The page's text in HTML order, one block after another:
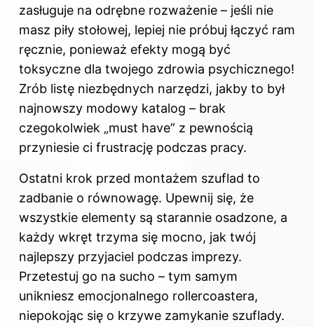
zasługuje na odrębne rozważenie – jeśli nie
masz piły stołowej, lepiej nie próbuj łączyć ram
ręcznie, ponieważ efekty mogą być
toksyczne dla twojego zdrowia psychicznego!
Zrób listę niezbędnych narzędzi, jakby to był
najnowszy modowy katalog – brak
czegokolwiek „must have” z pewnością
przyniesie ci frustrację podczas pracy.
Ostatni krok przed montażem szuflad to
zadbanie o równowagę. Upewnij się, że
wszystkie elementy są starannie osadzone, a
każdy wkręt trzyma się mocno, jak twój
najlepszy przyjaciel podczas imprezy.
Przetestuj go na sucho – tym samym
unikniesz emocjonalnego rollercoastera,
niepokojąc się o krzywe zamykanie szuflady.